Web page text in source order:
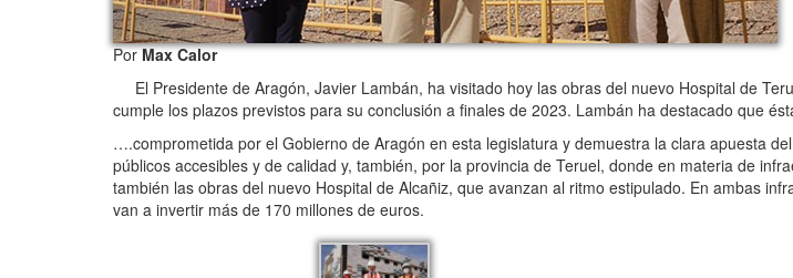
PorMax Calor
El Presidente de Aragón, Javier Lambán, ha visitado hoy las obras del nuevo Hospital de
cumple los plazos previstos para su conclusión a finales de 2023. Lambán ha destacado que
….comprometida por el Gobierno de Aragón en esta legislatura y demuestra la clara apuesta
públicos accesibles y de calidad y, también, por la provincia de Teruel, donde en materia de
también las obras del nuevo Hospital de Alcañiz, que avanzan al ritmo estipulado. En ambas
van a invertir más de 170 millones de euros.